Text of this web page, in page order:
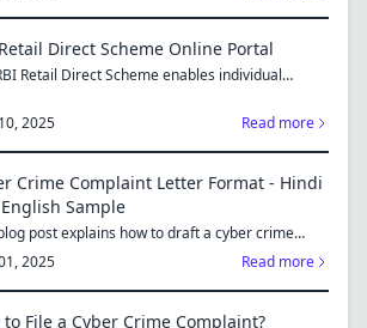
Direct Scheme Online Portal
Retail Direct Scheme enables individual
2025
Read more
Crime Complaint Letter Format - Hindi
Sample
post explains how to draft a cyber crime
2025 Read more
to File a Cyber Crime Complaint?